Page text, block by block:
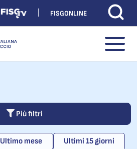
FISGONLINE
Più filtri
Ultimo mese
Ultimi 15 giorni